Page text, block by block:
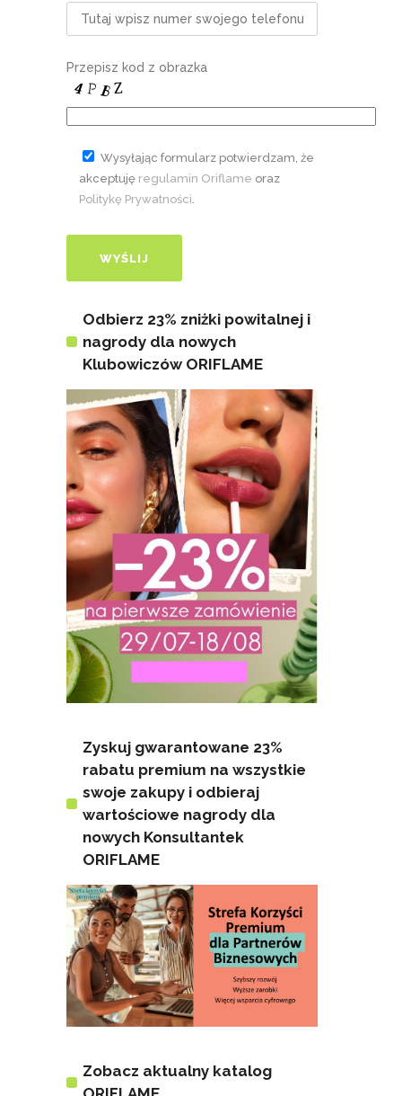
Przepisz kod z obrazka
Wysyłając formularz potwierdzam, że
akceptuję regulamin Oriflame oraz
Politykę Prywatności
Odbierz 23% zniżki powitalnej i
nagrody dla nowych
Klubowiczów ORIFLAME
Zyskuj gwarantowane 23%
rabatu premium na wszystkie
swoje zakupy i odbieraj
wartościowe nagrody dla
nowych Konsultantek
ORIFLAME
Zobacz aktualny katalog